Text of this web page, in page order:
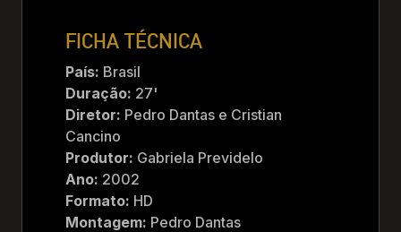
FICHA TÉCNICA
País: Brasil
Duração: 27'
Diretor: Pedro Dantas e Cristian
Cancino
Produtor: Gabriela Previdelo
Ano: 2002
Formato: HD
Montagem: Pedro Dantas